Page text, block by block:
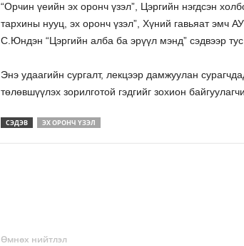
“Орчин үеийн эх оронч үзэл”, Цэргийн нэгдсэн
тархины нууц, эх оронч үзэл”, Хүний гавьяат эмч
С.Юндэн “Цэргийн алба ба эрүүл мэнд” сэдвээр
Энэ удаагийн сургалт, лекцээр дамжуулан
төлөвшүүлэх зорилготой гэдгийг зохион
СЭДЭВ ЭХ ОРОНЧ ҮЗЭЛ
Өмнөх нийтлэл